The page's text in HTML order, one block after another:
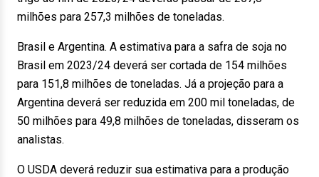
milhões para 257,3 milhões de toneladas.
Brasil e Argentina. A estimativa para a safra de soja no
Brasil em 2023/24 deverá ser cortada de 154 milhões
para 151,8 milhões de toneladas. Já a projeção para a
Argentina deverá ser reduzida em 200 mil toneladas, de
50 milhões para 49,8 milhões de toneladas, disseram os
analistas.
O USDA deverá reduzir sua estimativa para a produção